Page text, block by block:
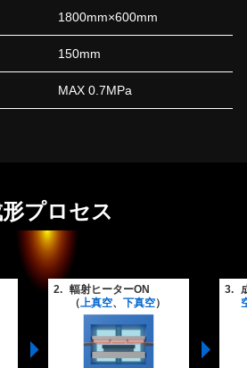
1800mm×600mm
150mm
MAX 0.7MPa
プロセス
2.
輻射ヒーターON
（ 上真空、 下真空）
3.